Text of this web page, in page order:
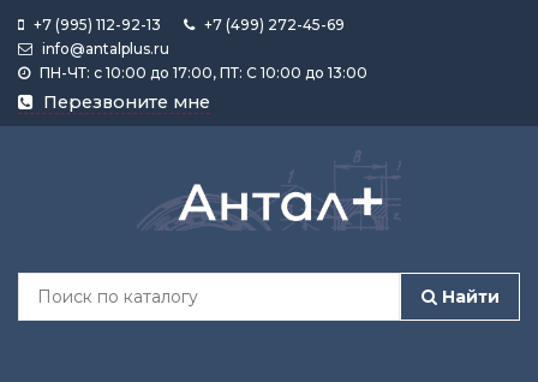
+7 (995) 112-92-13
+7 (499) 272-45-69
info@antalplus.ru
ПН-ЧТ: с 10:00 до 17:00, ПТ: С 10:00 до 13:00
Перезвоните мне
Найти
Каталог
продукции
Лента